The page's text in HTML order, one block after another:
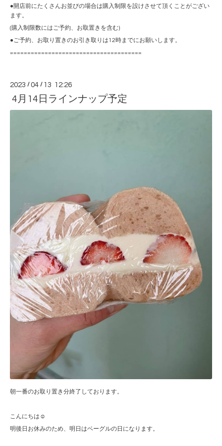
●開店前にたくさんお並びの場合は購入制限を設けさせて頂くことがござい
ます。
(購入制限数にはご予約、お取置きを含む)
●ご予約、お取り置きのお引き取りは12時までにお願いします。
======================================
2023 /04 / 13 12:26
4月14日ラインナップ予定
朝一番のお取り置き分終了しております。
こんにちは☺︎
明後日お休みのため、明日はベーグルの日になります。